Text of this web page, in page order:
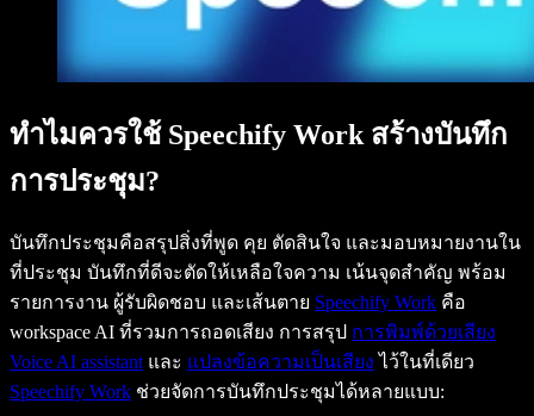
ทำไมควรใช้ Speechify Work สร้างบันทึก
การประชุม?
บันทึกประชุมคือสรุปสิ่งที่พูด คุย ตัดสินใจ และมอบหมายงานใน
ที่ประชุม บันทึกที่ดีจะตัดให้เหลือใจความ เน้นจุดสำคัญ พร้อม
รายการงาน ผู้รับผิดชอบ และเส้นตาย Speechify Work คือ
workspace AI ที่รวมการถอดเสียง การสรุป การพิมพ์ด้วยเสียง
Voice AI assistant และ แปลงข้อความเป็นเสียง ไว้ในที่เดียว
Speechify Work ช่วยจัดการบันทึกประชุมได้หลายแบบ: